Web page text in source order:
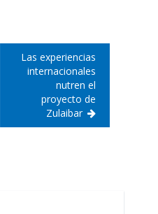
Las experiencias
internacionales
nutren el
proyecto de
Zulaibar